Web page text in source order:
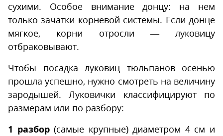
сухими. Особое внимание донцу: на нем
только зачатки корневой системы. Если донце
мягкое, корни отросли — луковицу
отбраковывают.
Чтобы посадка луковиц тюльпанов осенью
прошла успешно, нужно смотреть на величину
зародышей. Луковички классифицируют по
размерам или по разбору:
1 разбор(самые крупные) диаметром 4 см и